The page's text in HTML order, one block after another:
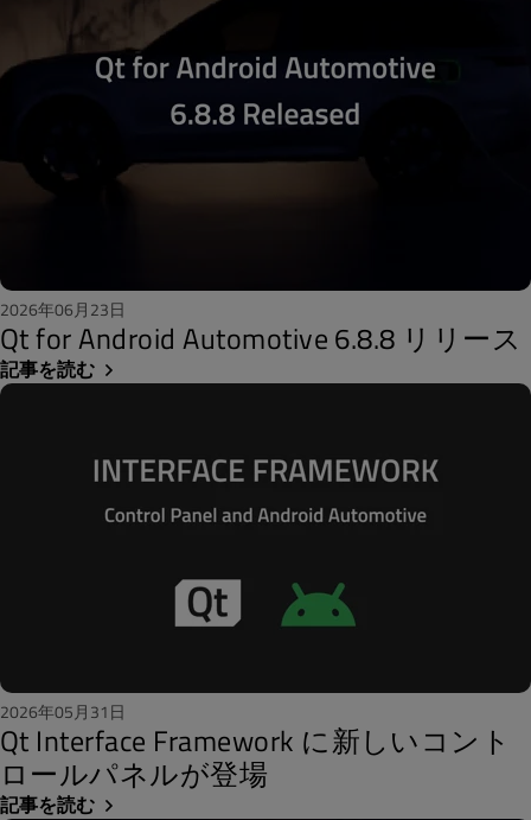
2026年06月23日
Qt for Android Automotive 6.8.8 リリース
記事を読む
2026年05月31日
Qt Interface Framework に新しいコント
ロールパネルが登場
記事を読む